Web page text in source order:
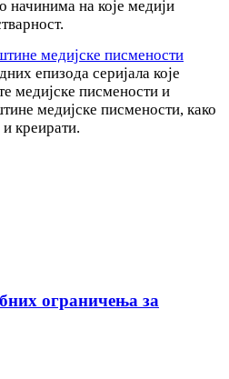
начинима на које медији
медијске писмености
епизода серијала које
медијске писмености и
медијске писмености, како
креирати.
ограничења за